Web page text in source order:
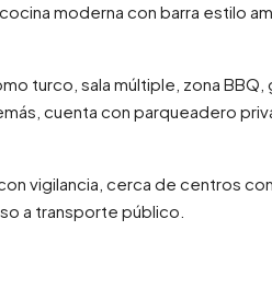
moderna con barra estilo
turco, sala múltiple, zona BBQ,
cuenta con parqueadero
vigilancia, cerca de centros
a transporte público.